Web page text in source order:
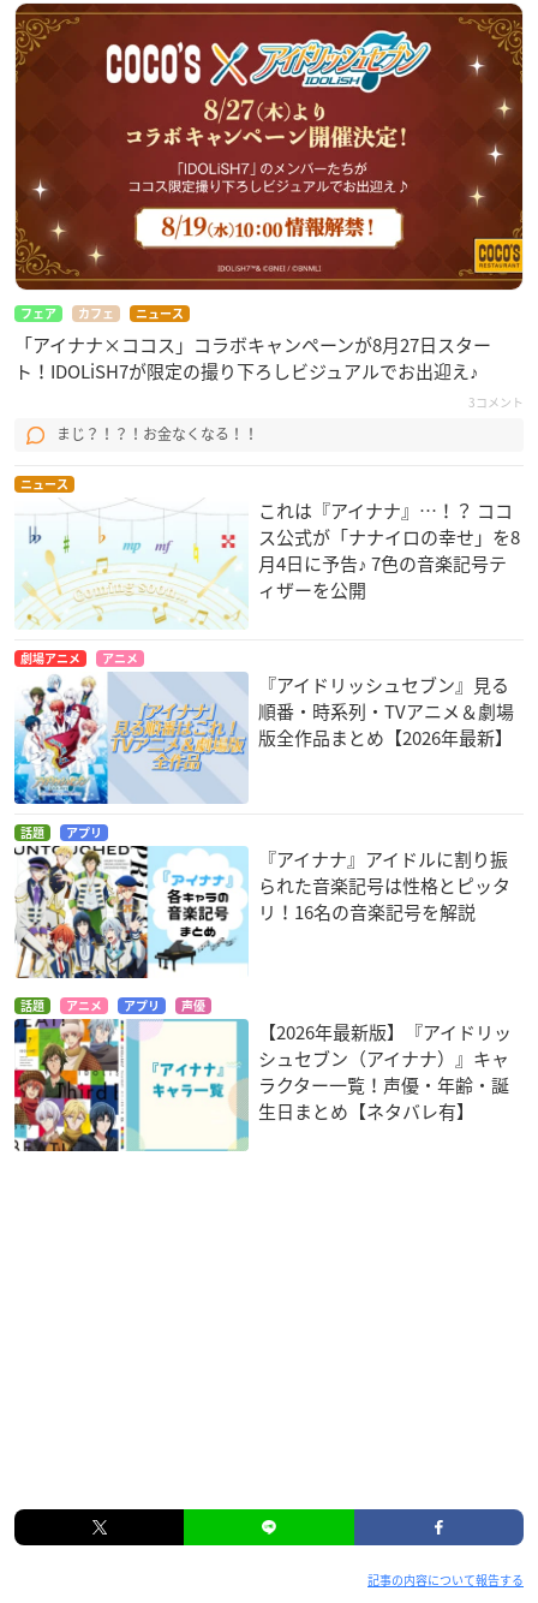
フェア カフェ ニュース
「アイナナ×ココス」コラボキャンペーンが8月27日スター
ト！IDOLiSH7が限定の撮り下ろしビジュアルでお出迎え♪
3コメント
まじ？！？！お金なくなる！！
ニュース
これは『アイナナ』…！？ ココ
ス公式が「ナナイロの幸せ」を8
月4日に予告♪ 7色の音楽記号テ
ィザーを公開
劇場アニメ アニメ
『アイドリッシュセブン』見る
順番・時系列・TVアニメ＆劇場
版全作品まとめ【2026年最新】
話題 アプリ
『アイナナ』アイドルに割り振
られた音楽記号は性格とピッタ
リ！16名の音楽記号を解説
話題 アニメ アプリ 声優
【2026年最新版】『アイドリッ
シュセブン（アイナナ）』キャ
ラクター一覧！声優・年齢・誕
生日まとめ【ネタバレ有】
記事の内容について報告する